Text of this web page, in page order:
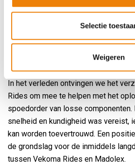
Selectie
Weigeren
de amusementsindustrie. Kwaliteit,
samenwerking tussen twee partijen
In het verleden ontvingen we het
Rides om mee te helpen met het
spoedorder van losse componenten.
snelheid en kundigheid was vereist,
kan worden toevertrouwd. Een
de grondslag voor de inmiddels
tussen Vekoma Rides en Madolex.